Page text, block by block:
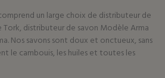
un large choix de distributeur de
Tork, distributeur de savon Modèle Arma
Nos savons sont doux et onctueux, sans
le cambouis, les huiles et toutes les